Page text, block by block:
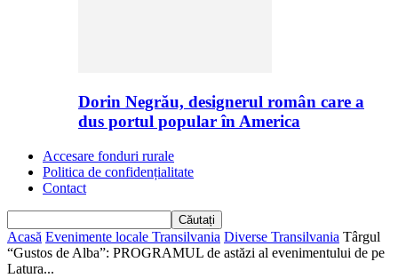
Dorin Negrău, designerul român care a
dus portul popular în America
Accesare fonduri rurale
Politica de confidențialitate
Contact
Acasă Evenimente locale Transilvania Diverse Transilvania Târgul
“Gustos de Alba”: PROGRAMUL de astăzi al evenimentului de pe
Latura...